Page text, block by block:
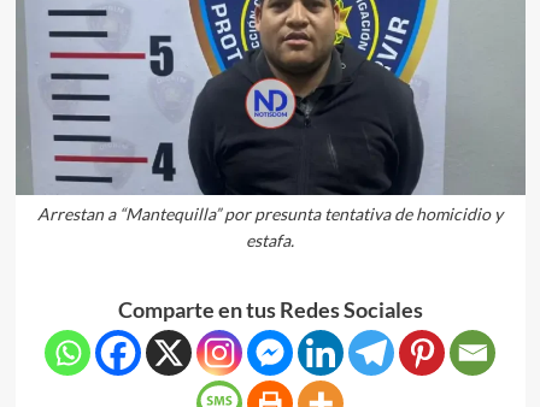
Arrestan a “Mantequilla” por presunta tentativa de homicidio y
estafa.
Comparte en tus Redes Sociales